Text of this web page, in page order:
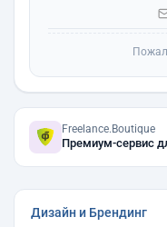
Freelance.Boutique
Премиум-сервис
Дизайн и Брендинг